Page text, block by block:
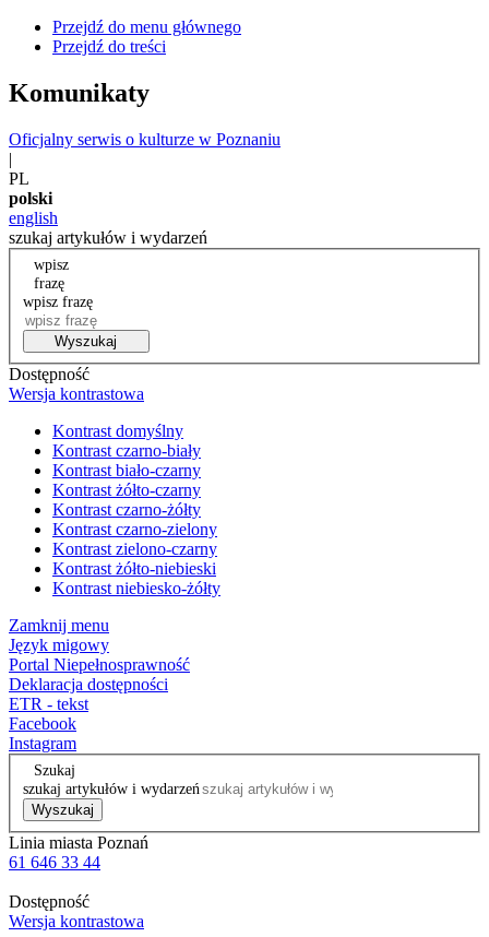
Przejdź do menu głównego
Przejdź do treści
Komunikaty
Oficjalny serwis o kulturze w Poznaniu
|
PL
polski
english
szukaj artykułów i wydarzeń
wpisz
frazę
wpisz frazę
Wyszukaj
Dostępność
Wersja kontrastowa
Kontrast domyślny
Kontrast czarno-biały
Kontrast biało-czarny
Kontrast żółto-czarny
Kontrast czarno-żółty
Kontrast czarno-zielony
Kontrast zielono-czarny
Kontrast żółto-niebieski
Kontrast niebiesko-żółty
Zamknij menu
Język migowy
Portal Niepełnosprawność
Deklaracja dostępności
ETR - tekst
Facebook
Instagram
Szukaj
szukaj artykułów i wydarzeń
Wyszukaj
Linia miasta Poznań
61 646 33 44
Dostępność
Wersja kontrastowa